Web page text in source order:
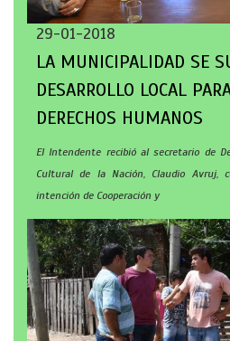
29-01-2018
LA MUNICIPALIDAD SE
DESARROLLO LOCAL
DERECHOS HUMANOS
El Intendente recibió al secretario de
Cultural de la Nación, Claudio
intención de Cooperación y